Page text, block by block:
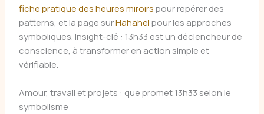
fiche pratique des heures miroirspour repérer des
patterns, et la page surHahahelpour les approches
symboliques. Insight-clé : 13h33 est un déclencheur de
conscience, à transformer en action simple et
vérifiable.
Amour, travail et projets : que promet 13h33 selon le
symbolisme